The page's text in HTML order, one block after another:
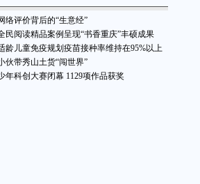
络评价背后的“生意经”
民阅读精品案例呈现“书香重庆”丰硕成果
龄儿童免疫规划疫苗接种率维持在95%以上
伙带秀山土货“闯世界”
年科创大赛闭幕 1129项作品获奖